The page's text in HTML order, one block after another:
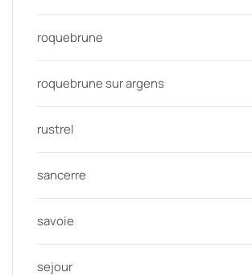
roquebrune
roquebrune sur argens
rustrel
sancerre
savoie
sejour